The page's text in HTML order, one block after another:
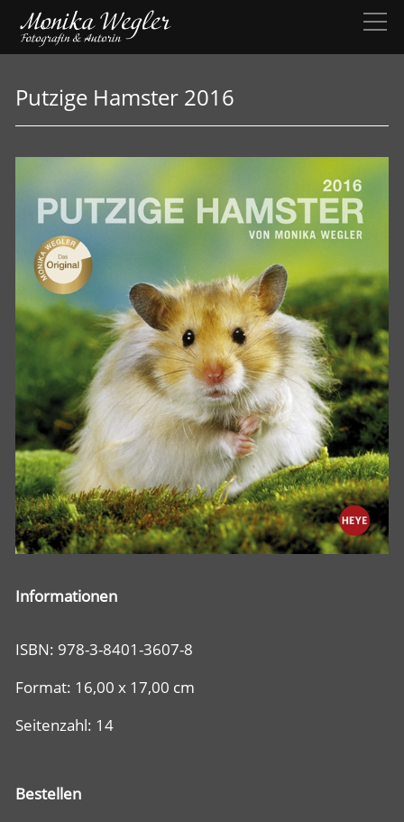
Putzige Hamster 2016
Informationen
ISBN: 978-3-8401-3607-8
Format: 16,00 x 17,00 cm
Seitenzahl: 14
Bestellen